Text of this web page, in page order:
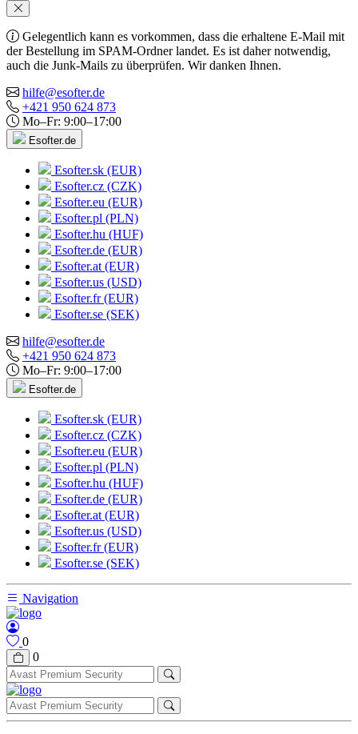
Gelegentlich kann es vorkommen, dass die erhaltene E-Mail mit
der Bestellung im SPAM-Ordner landet. Es ist daher notwendig,
auch die Junk-Mails zu überprüfen. Wir danken Ihnen.
hilfe@esofter.de
+421 950 624 873
Mo–Fr: 9:00–17:00
Esofter.de
Esofter.sk (EUR)
Esofter.cz (CZK)
Esofter.eu (EUR)
Esofter.pl (PLN)
Esofter.hu (HUF)
Esofter.de (EUR)
Esofter.at (EUR)
Esofter.us (USD)
Esofter.fr (EUR)
Esofter.se (SEK)
hilfe@esofter.de
+421 950 624 873
Mo–Fr: 9:00–17:00
Esofter.de
Esofter.sk (EUR)
Esofter.cz (CZK)
Esofter.eu (EUR)
Esofter.pl (PLN)
Esofter.hu (HUF)
Esofter.de (EUR)
Esofter.at (EUR)
Esofter.us (USD)
Esofter.fr (EUR)
Esofter.se (SEK)
Navigation
0
0